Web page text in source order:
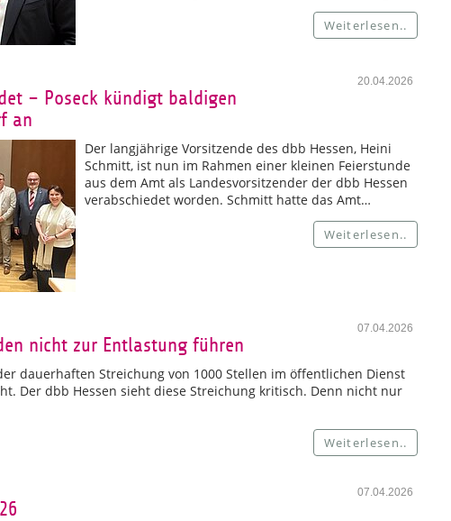
Weiterlesen..
20.04.2026
– Poseck kündigt baldigen
an
Der langjährige Vorsitzende des dbb Hessen, Heini
Schmitt, ist nun im Rahmen einer kleinen Feierstunde
aus dem Amt als Landesvorsitzender der dbb Hessen
verabschiedet worden. Schmitt hatte das Amt…
Weiterlesen..
07.04.2026
nicht zur Entlastung führen
dauerhaften Streichung von 1000 Stellen im öffentlichen Dienst
Der dbb Hessen sieht diese Streichung kritisch. Denn nicht nur
Weiterlesen..
07.04.2026